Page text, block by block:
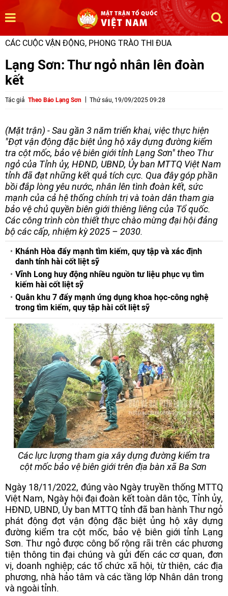
CÁC CUỘC VẬN ĐỘNG, PHONG TRÀO THI ĐUA
Lạng Sơn: Thư ngỏ nhân lên đoàn
kết
Tác giả Theo Báo Lạng Sơn Thứ sáu, 19/09/2025 09:28
(Mặt trận) - Sau gần 3 năm triển khai, việc thực hiện
"Đợt vận động đặc biệt ủng hộ xây dựng đường kiểm
tra cột mốc, bảo vệ biên giới tỉnh Lạng Sơn" theo Thư
ngỏ của Tỉnh ủy, HĐND, UBND, Ủy ban MTTQ Việt Nam
tỉnh đã đạt những kết quả tích cực. Qua đây góp phần
bồi đắp lòng yêu nước, nhân lên tình đoàn kết, sức
mạnh của cả hệ thống chính trị và toàn dân tham gia
bảo vệ chủ quyền biên giới thiêng liêng của Tổ quốc.
Các công trình còn thiết thực chào mừng đại hội đảng
bộ các cấp, nhiệm kỳ 2025 – 2030.
Khánh Hòa đẩy mạnh tìm kiếm, quy tập và xác định
danh tính hài cốt liệt sỹ
Vĩnh Long huy động nhiều nguồn tư liệu phục vụ tìm
kiếm hài cốt liệt sỹ
Quân khu 7 đẩy mạnh ứng dụng khoa học-công nghệ
trong tìm kiếm, quy tập hài cốt liệt sỹ
Các lực lượng tham gia xây dựng đường kiểm tra
cột mốc bảo vệ biên giới trên địa bàn xã Ba Sơn
Ngày 18/11/2022, đúng vào Ngày truyền thống MTTQ
Việt Nam, Ngày hội đại đoàn kết toàn dân tộc, Tỉnh ủy,
HĐND, UBND, Ủy ban MTTQ tỉnh đã ban hành Thư ngỏ
phát động đợt vận động đặc biệt ủng hộ xây dựng
đường kiểm tra cột mốc, bảo vệ biên giới tỉnh Lạng
Sơn. Thư ngỏ được công bố rộng rãi trên các phương
tiện thông tin đại chúng và gửi đến các cơ quan, đơn
vị, doanh nghiệp; các tổ chức xã hội, từ thiện, các địa
phương, nhà hảo tâm và các tầng lớp Nhân dân trong
và ngoài tỉnh.